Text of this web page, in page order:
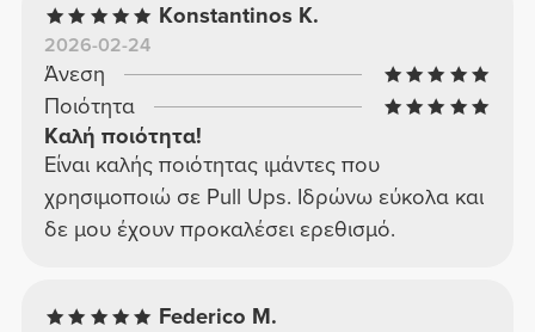
Konstantinos K.
2026-02-24
Άνεση
Ποιότητα
Καλή ποιότητα!
Είναι καλής ποιότητας ιμάντες που
χρησιμοποιώ σε Pull Ups. Ιδρώνω εύκολα και
δε μου έχουν προκαλέσει ερεθισμό.
Federico M.